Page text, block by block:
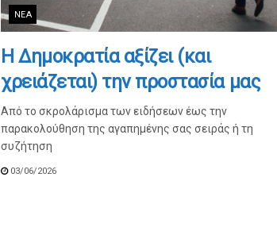
ΝΈΑ
Η Δημοκρατία αξίζει (και
χρειάζεται) την προστασία μας
Από το σκρολάρισμα των ειδήσεων έως την
παρακολούθηση της αγαπημένης σας σειράς ή τη
συζήτηση
03/06/2026